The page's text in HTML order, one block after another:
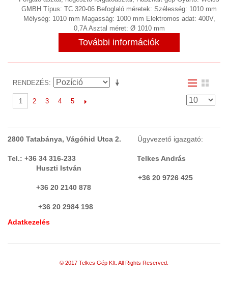
GMBH Típus: TC 320-06 Befoglaló méretek: Szélesség: 1010 mm
Mélység: 1010 mm Magasság: 1000 mm Elektromos adat: 400V,
0,7A Asztal méret: Ø 1010 mm
További információk
RENDEZÉS
1 2 3 4 5
2800 Tatabánya, Vágóhid Utca 2. Ügyvezető igazgató:
Tel.: +36 34 316-233 Telkes András
Huszti István
+36 20 9726 425
+36 20 2140 878
+36 20 2984 198
Adatkezelés
© 2017 Telkes Gép Kft. All Rights Reserved.